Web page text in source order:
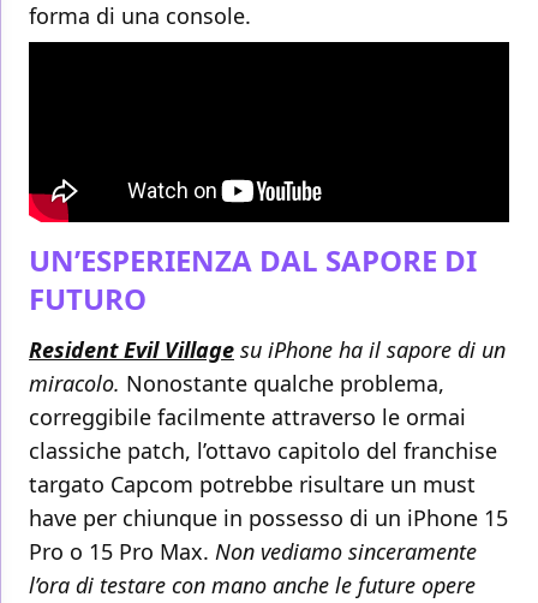
forma di una console.
UN’ESPERIENZA DAL SAPORE DI
FUTURO
Resident Evil Village su iPhone ha il sapore di un
miracolo. Nonostante qualche problema,
correggibile facilmente attraverso le ormai
classiche patch, l’ottavo capitolo del franchise
targato Capcom potrebbe risultare un must
have per chiunque in possesso di un iPhone 15
Pro o 15 Pro Max. Non vediamo sinceramente
l’ora di testare con mano anche le future opere